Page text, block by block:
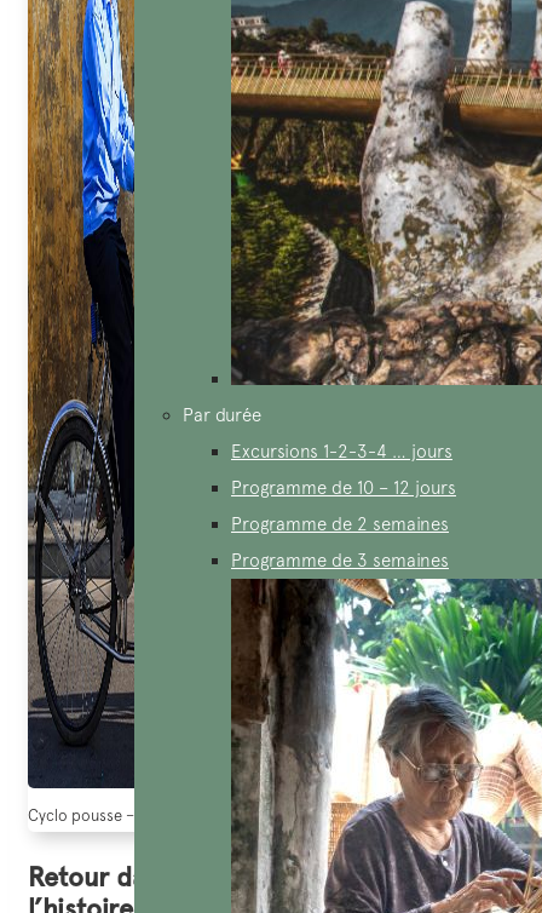
Par durée
Excursions 1-2-3-4 … jours
Programme de 10 – 12 jours
Programme de 2 semaines
Programme de 3 semaines
Cyclo pousse – la beauté de la culture vietnamiennne (Source: Pinterest)
Retour dans le passé : Découvrir